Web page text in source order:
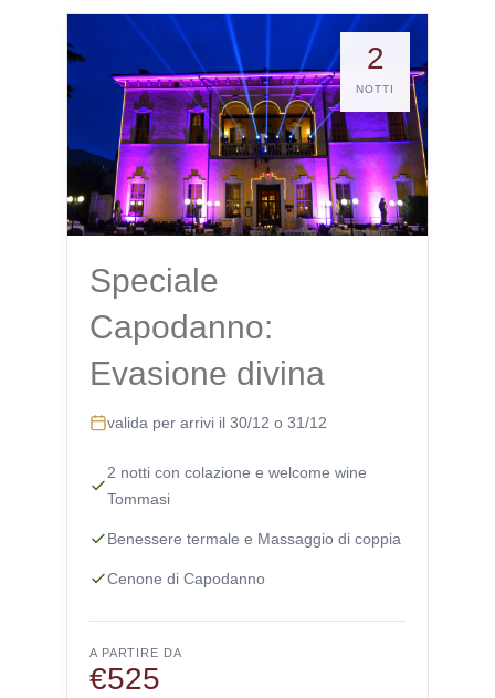
2
NOTTI
Speciale
Capodanno:
Evasione divina
valida per arrivi il 30/12 o 31/12
2 notti con colazione e welcome wine
Tommasi
Benessere termale e Massaggio di coppia
Cenone di Capodanno
A PARTIRE DA
€525